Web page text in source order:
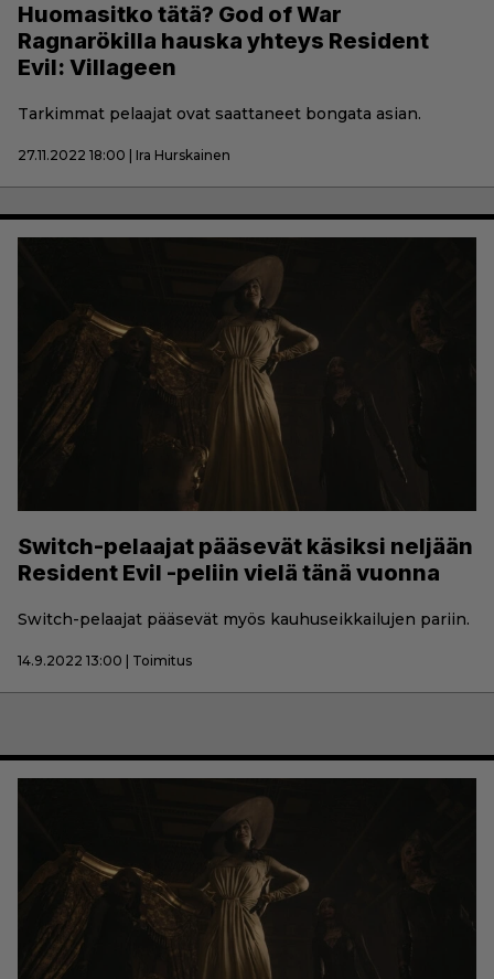
Huomasitko tätä? God of War
Ragnarökilla hauska yhteys Resident
Evil: Villageen
Tarkimmat pelaajat ovat saattaneet bongata asian.
27.11.2022 18:00 | Ira Hurskainen
Switch-pelaajat pääsevät käsiksi neljään
Resident Evil -peliin vielä tänä vuonna
Switch-pelaajat pääsevät myös kauhuseikkailujen pariin.
14.9.2022 13:00 | Toimitus